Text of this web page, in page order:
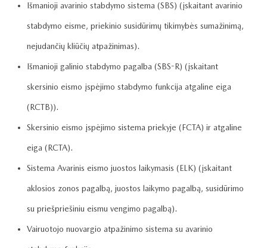
Išmanioji avarinio stabdymo sistema (SBS) (įskaitant avarinio
stabdymo eisme, priekinio susidūrimų tikimybės sumažinimą,
nejudančių kliūčių atpažinimas).
Išmanioji galinio stabdymo pagalba (SBS-R) (įskaitant
skersinio eismo įspėjimo stabdymo funkcija atgaline eiga
(RCTB)).
Skersinio eismo įspėjimo sistema priekyje (FCTA) ir atgaline
eiga (RCTA).
Sistema Avarinis eismo juostos laikymasis (ELK) (įskaitant
aklosios zonos pagalbą, juostos laikymo pagalbą, susidūrimo
su priešpriešiniu eismu vengimo pagalbą).
Vairuotojo nuovargio atpažinimo sistema su avarinio